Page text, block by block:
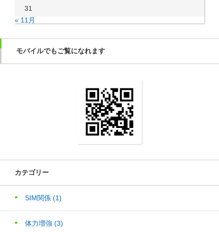
31
« 11月
モバイルでもご覧になれます
カテゴリー
SIM関係 (1)
体力増強 (3)